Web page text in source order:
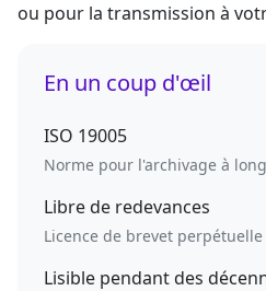
ou pour la transmission à
En un coup d'œil
ISO 19005
Norme pour l'archivage à
Libre de redevances
Licence de brevet
Lisible pendant des